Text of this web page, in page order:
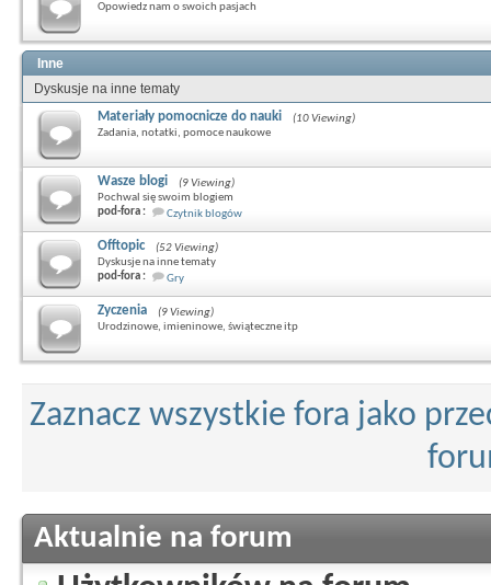
Opowiedz nam o swoich pasjach
Inne
Dyskusje na inne tematy
Materiały pomocnicze do nauki
(10 Viewing)
Zadania, notatki, pomoce naukowe
Wasze blogi
(9 Viewing)
Pochwal się swoim blogiem
pod-fora :
Czytnik blogów
Offtopic
(52 Viewing)
Dyskusje na inne tematy
pod-fora :
Gry
Zyczenia
(9 Viewing)
Urodzinowe, imieninowe, świąteczne itp
Zaznacz wszystkie fora jako
Aktualnie na forum